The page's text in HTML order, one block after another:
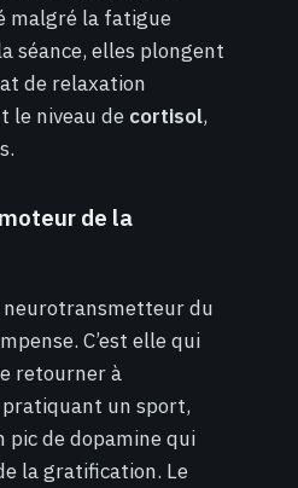
malgré la fatigue
séance, elles plongent
de relaxation
le niveau de cortisol,
de la
neurotransmetteur du
C’est elle qui
retourner à
un sport,
pic de dopamine qui
la gratification. Le